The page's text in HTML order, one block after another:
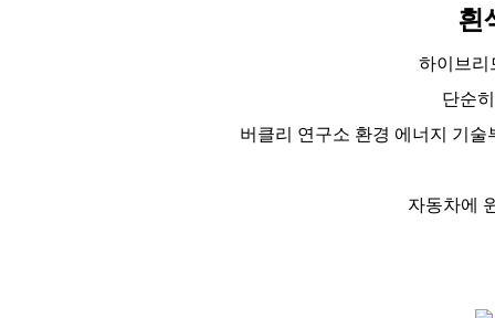
흰
하이브리
단순
버클리 연구소 환경 에너지 기
자동차에